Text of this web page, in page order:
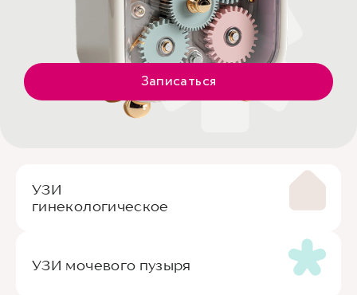
Записаться
УЗИ
гинекологическое
УЗИ мочевого пузыря